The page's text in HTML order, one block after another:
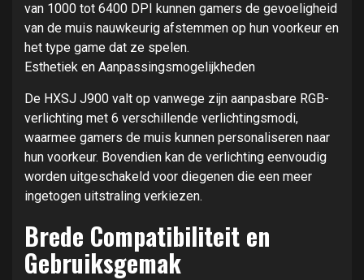
van 1000 tot 6400 DPI kunnen gamers de gevoeligheid
van de muis nauwkeurig afstemmen op hun voorkeur en
het type game dat ze spelen.
Esthetiek en Aanpassingsmogelijkheden
De HXSJ J900 valt op vanwege zijn aanpasbare RGB-
verlichting met 6 verschillende verlichtingsmodi,
waarmee gamers de muis kunnen personaliseren naar
hun voorkeur. Bovendien kan de verlichting eenvoudig
worden uitgeschakeld voor diegenen die een meer
ingetogen uitstraling verkiezen.
Brede Compatibiliteit en
Gebruiksgemak